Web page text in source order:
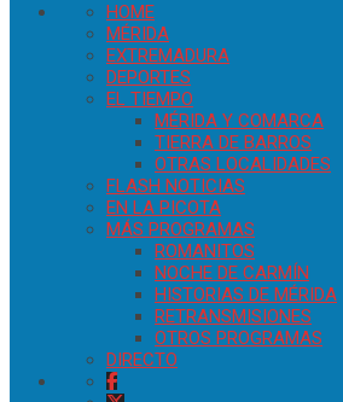
HOME
MÉRIDA
EXTREMADURA
DEPORTES
EL TIEMPO
MÉRIDA Y COMARCA
TIERRA DE BARROS
OTRAS LOCALIDADES
FLASH NOTICIAS
EN LA PICOTA
MÁS PROGRAMAS
ROMANITOS
NOCHE DE CARMÍN
HISTORIAS DE MÉRIDA
RETRANSMISIONES
OTROS PROGRAMAS
DIRECTO